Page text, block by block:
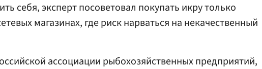
себя, эксперт посоветовал покупать икру только
магазинах, где риск нарваться на некачественный
ассоциации рыбохозяйственных предприятий,